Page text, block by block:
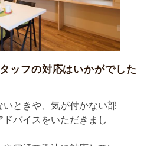
ッフの対応はいかがでした
いときや、気が付かない部
バイスをいただきまし